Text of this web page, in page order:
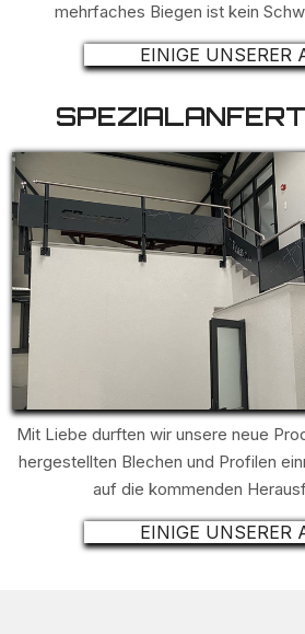
mehrfaches Biegen ist kein
EINIGE UNSERER
Mit Liebe durften wir unsere neue
hergestellten Blechen und Profilen
auf die kommenden
EINIGE UNSERER